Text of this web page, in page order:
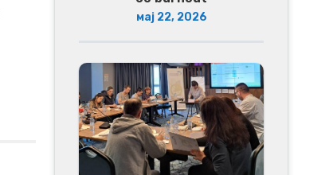
мај 22, 2026